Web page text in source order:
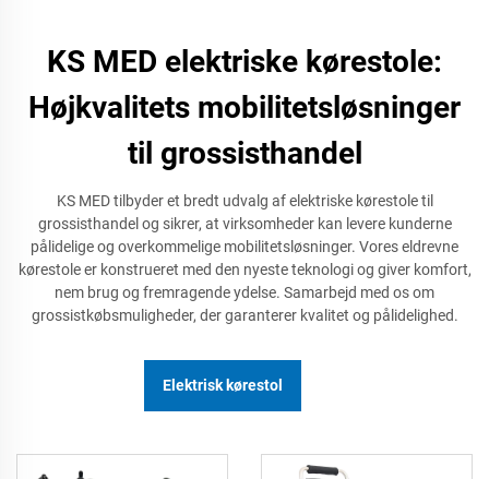
KS MED elektriske kørestole:
Højkvalitets mobilitetsløsninger
til grossisthandel
KS MED tilbyder et bredt udvalg af elektriske kørestole til
grossisthandel og sikrer, at virksomheder kan levere kunderne
pålidelige og overkommelige mobilitetsløsninger. Vores eldrevne
kørestole er konstrueret med den nyeste teknologi og giver komfort,
nem brug og fremragende ydelse. Samarbejd med os om
grossistkøbsmuligheder, der garanterer kvalitet og pålidelighed.
Elektrisk kørestol